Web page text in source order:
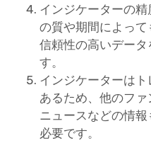
インジケーターの
の質や期間によって
信頼性の高いデー
す。
インジケーターは
あるため、他のフ
ニュースなどの情
必要です。